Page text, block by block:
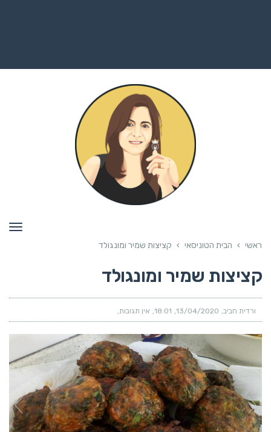
ראשי › הבית הטוניסאי › קציצות שמיר ומונגולד
קציצות שמיר ומונגולד
ורדית חביב 13/04/2020
18:01 אין תגובות